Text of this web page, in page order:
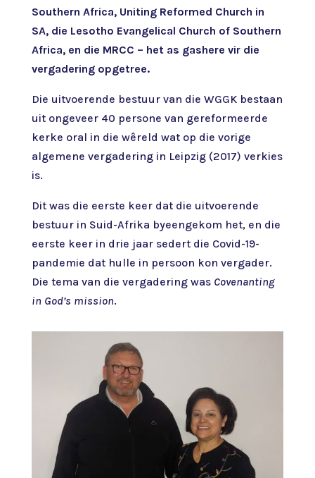
Southern Africa, Uniting Reformed Church in
SA, die Lesotho Evangelical Church of Southern
Africa, en die MRCC – het as gashere vir die
vergadering opgetree.
Die uitvoerende bestuur van die WGGK bestaan
uit ongeveer 40 persone van gereformeerde
kerke oral in die wêreld wat op die vorige
algemene vergadering in Leipzig (2017) verkies
is.
Dit was die eerste keer dat die uitvoerende
bestuur in Suid-Afrika byeengekom het, en die
eerste keer in drie jaar sedert die Covid-19-
pandemie dat hulle in persoon kon vergader.
Die tema van die vergadering was Covenanting
in God’s mission.